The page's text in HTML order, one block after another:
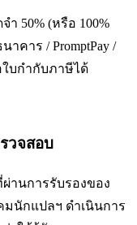
50% (หรือ 100%
คาร / PromptPay /
ใบกำกับภาษีได้
วจสอบ
านการรับรองของ
มนักแปลฯ ดำเนินการ